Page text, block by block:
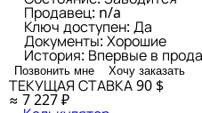
Продавец: n/a
Ключ доступен: Да
Документы: Хорошие
История: Впервые в
Позвонить мне Хочу заказать
ТЕКУЩАЯ СТАВКА90 $
≈ 7 227 ₽